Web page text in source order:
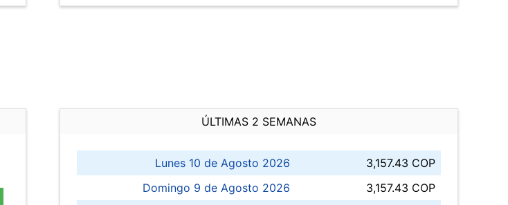
ÚLTIMAS 2 SEMANAS
Lunes 10 de Agosto 2026
3,157.43 COP
Domingo 9 de Agosto 2026
3,157.43 COP